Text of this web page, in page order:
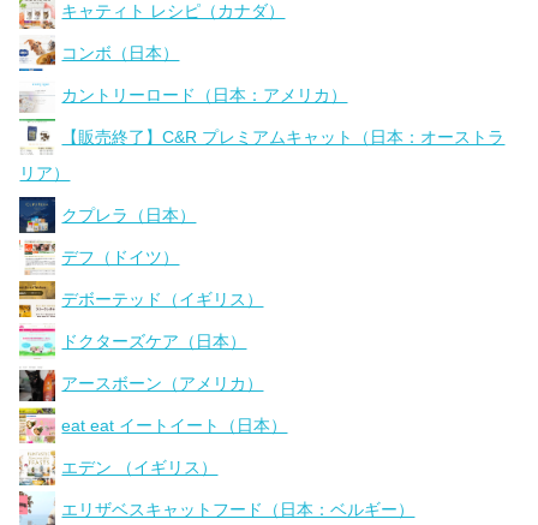
キャティト レシピ（カナダ）
コンボ（日本）
カントリーロード（日本：アメリカ）
【販売終了】C&R プレミアムキャット（日本：オーストラ
リア）
クプレラ（日本）
デフ（ドイツ）
デボーテッド（イギリス）
ドクターズケア（日本）
アースボーン（アメリカ）
eat eat イートイート（日本）
エデン （イギリス）
エリザベスキャットフード（日本：ベルギー）